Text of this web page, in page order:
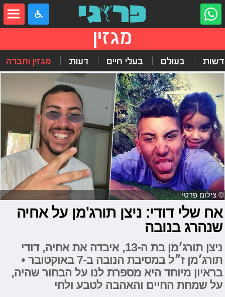
מגזין
בעולם בעלי חיים דעות מגזין וחברה
© צילום פרטי
אח שלי דודי: ניצן תורג'מן על אחיה
שנהרג בנובה
ניצן תורג׳מן בת ה-13, איבדה את אחיה, דודי
תורג׳מן ז״ל במסיבת הנובה ב-7 באוקטובר •
בראיון מיוחד היא מספרת לנו על הבחור שהיה,
על שמחת החיים והאהבה לטבע ולחי